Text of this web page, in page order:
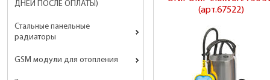
ДНЕЙ ПОСЛЕ ОПЛАТЫ)
Стальные панельные
радиаторы
GSM модули для отопления
(арт.67522)